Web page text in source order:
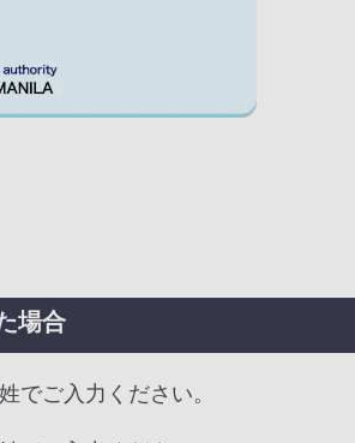
場合
でご入力ください。